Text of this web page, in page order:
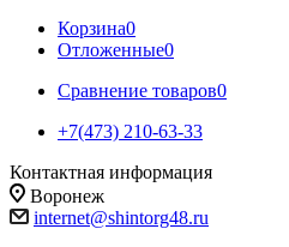
Корзина0
Отложенные0
Сравнение товаров0
+7(473) 210-63-33
Контактная информация
Воронеж
internet@shintorg48.ru